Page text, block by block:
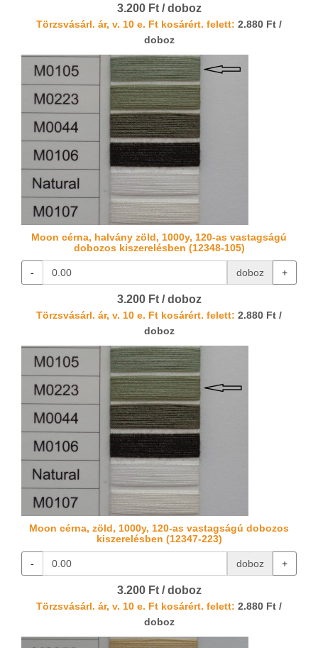
3.200 Ft / doboz
Törzsvásárl. ár, v. 10 e. Ft kosárért. felett: 2.880 Ft /
doboz
Moon cérna, halvány zöld, 1000y, 120-as vastagságú
dobozos kiszerelésben (12348-105)
- doboz +
3.200 Ft / doboz
Törzsvásárl. ár, v. 10 e. Ft kosárért. felett: 2.880 Ft /
doboz
Moon cérna, zöld, 1000y, 120-as vastagságú dobozos
kiszerelésben (12347-223)
- doboz +
3.200 Ft / doboz
Törzsvásárl. ár, v. 10 e. Ft kosárért. felett: 2.880 Ft /
doboz